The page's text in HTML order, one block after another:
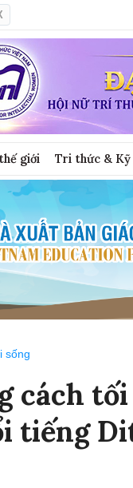
giới Tri thức & Kỹ
sống
cách tối
tiếng